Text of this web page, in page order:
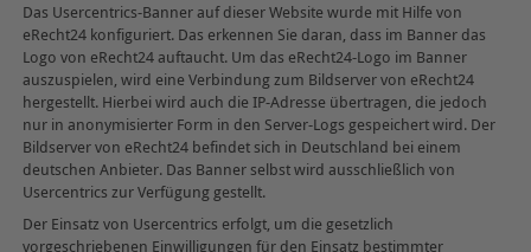
Das Usercentrics-Banner auf dieser Website wurde mit Hilfe von
eRecht24 konfiguriert. Das erkennen Sie daran, dass im Banner das
Logo von eRecht24 auftaucht. Um das eRecht24-Logo im Banner
auszuspielen, wird eine Verbindung zum Bildserver von eRecht24
hergestellt. Hierbei wird auch die IP-Adresse übertragen, die jedoch
nur in anonymisierter Form in den Server-Logs gespeichert wird. Der
Bildserver von eRecht24 befindet sich in Deutschland bei einem
deutschen Anbieter. Das Banner selbst wird ausschließlich von
Usercentrics zur Verfügung gestellt.
Der Einsatz von Usercentrics erfolgt, um die gesetzlich
vorgeschriebenen Einwilligungen für den Einsatz bestimmter